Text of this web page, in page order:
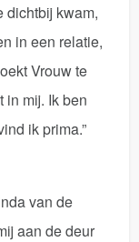
dichtbij kwam,
in een relatie,
Vrouw te
in mij. Ik ben
ik prima.”
van de
aan de deur